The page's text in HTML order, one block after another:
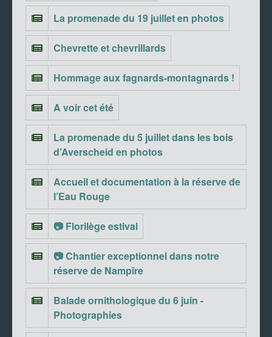
La promenade du 19 juillet en photos
Chevrette et chevrillards
Hommage aux fagnards-montagnards !
A voir cet été
La promenade du 5 juillet dans les bois
d’Averscheid en photos
Accueil et documentation à la réserve de
l’Eau Rouge
📷 Florilège estival
📷 Chantier exceptionnel dans notre
réserve de Nampîre
Balade ornithologique du 6 juin -
Photographies